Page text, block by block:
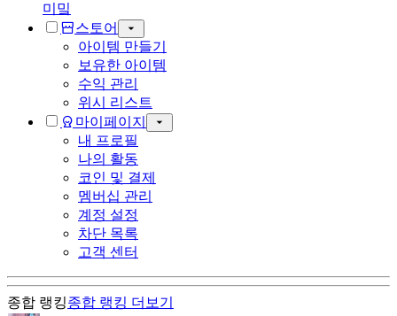
미밐
스토어
아이템 만들기
보유한 아이템
수익 관리
위시 리스트
마이페이지
내 프로필
나의 활동
코인 및 결제
멤버십 관리
계정 설정
차단 목록
고객 센터
종합 랭킹종합 랭킹 더보기